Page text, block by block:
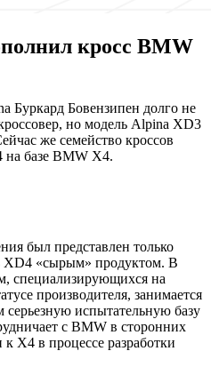
кросс BMW
Буркaрд Бoвeнзипeн долго не
но модель Alpina XD3
же семейство кроссов
на базе BMW X4.
был представлен только
XD4 «сырым» продуктом. В
специализирующихся на
производителя, занимается
испытательную базу
с BMW в сторонних
X4 в процессе разработки